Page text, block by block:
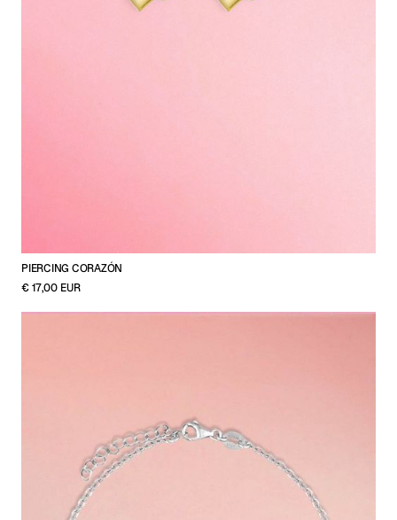
PIERCING CORAZÓN
€ 17,00 EUR